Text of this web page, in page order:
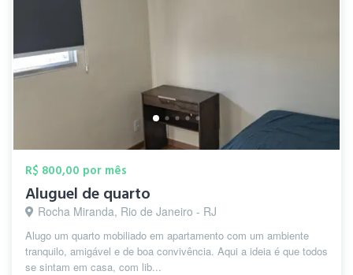
R$ 800,00 por mês
Aluguel de quarto
Rocha Miranda, Rio de Janeiro - RJ
Alugo um quarto mobiliado em apartamento com um ambiente
tranquilo, amigável e de boa convivência. Aqui a ideia é que todos
se sintam em casa, com lib...